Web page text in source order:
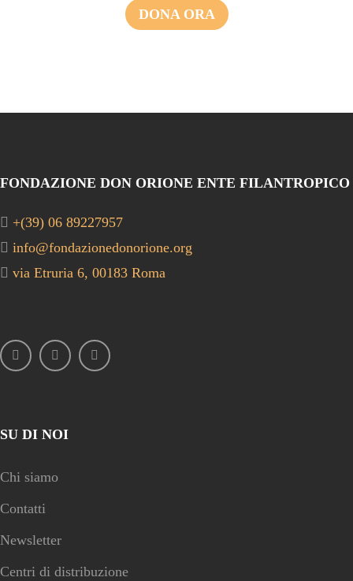
DONA ORA
FONDAZIONE DON ORIONE ENTE FILANTROPICO
+(39) 06 89227957
info@fondazionedonorione.org
via Etruria 6, 00183 Roma
SU DI NOI
Chi siamo
Contatti
Newsletter
Centri di distribuzione